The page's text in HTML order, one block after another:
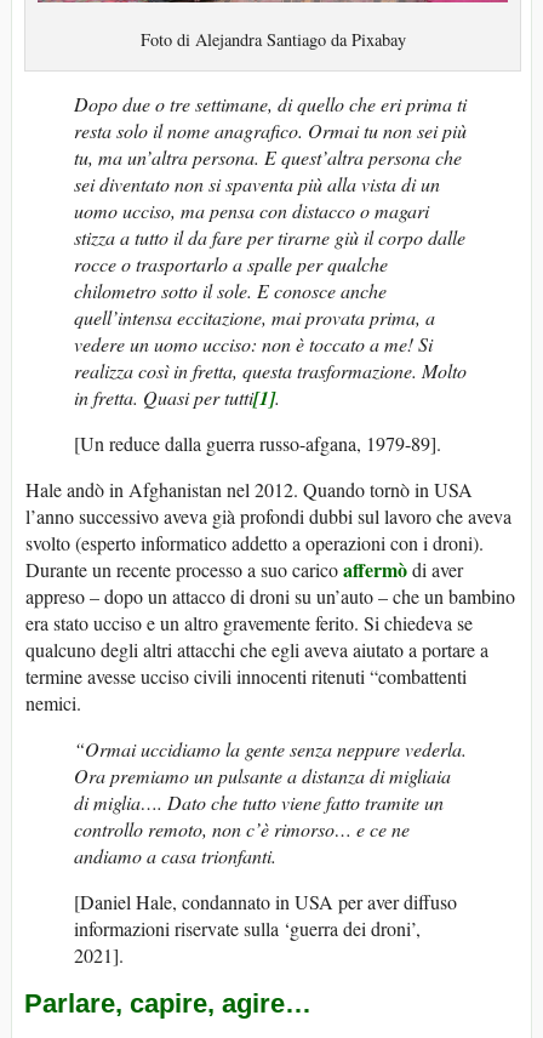
Foto di Alejandra Santiago da Pixabay
Dopo due o tre settimane, di quello che eri prima ti
resta solo il nome anagrafico. Ormai tu non sei più
tu, ma un’altra persona. E quest’altra persona che
sei diventato non si spaventa più alla vista di un
uomo ucciso, ma pensa con distacco o magari
stizza a tutto il da fare per tirarne giù il corpo dalle
rocce o trasportarlo a spalle per qualche
chilometro sotto il sole. E conosce anche
quell’intensa eccitazione, mai provata prima, a
vedere un uomo ucciso: non è toccato a me! Si
realizza così in fretta, questa trasformazione. Molto
in fretta. Quasi per tutti[1].
[Un reduce dalla guerra russo-afgana, 1979-89].
Hale andò in Afghanistan nel 2012. Quando tornò in USA
l’anno successivo aveva già profondi dubbi sul lavoro che aveva
svolto (esperto informatico addetto a operazioni con i droni).
Durante un recente processo a suo caricoaffermòdi aver
appreso – dopo un attacco di droni su un’auto – che un bambino
era stato ucciso e un altro gravemente ferito. Si chiedeva se
qualcuno degli altri attacchi che egli aveva aiutato a portare a
termine avesse ucciso civili innocenti ritenuti “combattenti
nemici.
“Ormai uccidiamo la gente senza neppure vederla.
Ora premiamo un pulsante a distanza di migliaia
di miglia…. Dato che tutto viene fatto tramite un
controllo remoto, non c’è rimorso… e ce ne
andiamo a casa trionfanti.
[Daniel Hale, condannato in USA per aver diffuso
informazioni riservate sulla ‘guerra dei droni’,
2021].
Parlare, capire, agire…